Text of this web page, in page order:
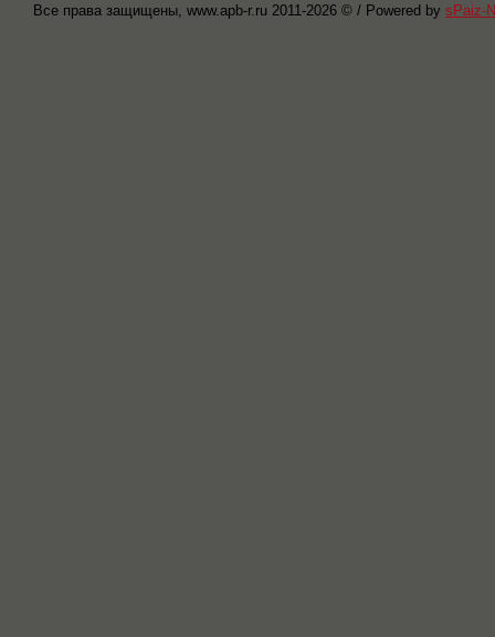
Все права защищены, www.apb-r.ru 2011-2026 © / Powered by sPaiz-